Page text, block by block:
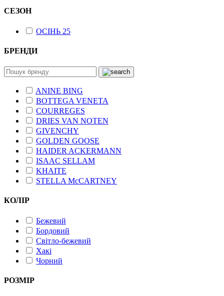
СЕЗОН
ОСІНЬ 25
БРЕНДИ
ANINE BING
BOTTEGA VENETA
COURREGES
DRIES VAN NOTEN
GIVENCHY
GOLDEN GOOSE
HAIDER ACKERMANN
ISAAC SELLAM
KHAITE
STELLA McCARTNEY
КОЛІР
Бежевий
Бордовий
Світло-бежевий
Хакі
Чорний
РОЗМІР